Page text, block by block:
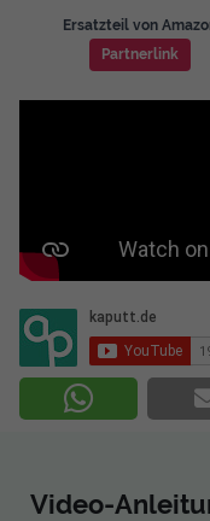
Ersatzteil von
Partnerlink
Video-